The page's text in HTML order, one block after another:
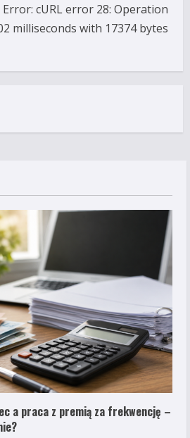
Error: cURL error 28: Operation
milliseconds with 17374 bytes
a praca z premią za frekwencję –